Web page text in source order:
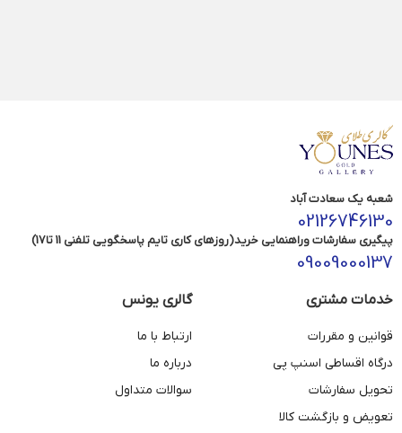
شعبه یک سعادت آباد
02126746130
پیگیری سفارشات وراهنمایی خرید(روزهای کاری تایم پاسخگویی تلفنی 11 تا17)
09009000137
خدمات مشتری
قوانین و مقررات
درگاه اقساطی اسنپ پی
تحویل سفارشات
تعویض و بازگشت کالا
گالری یونس
ارتباط با ما
درباره ما
سوالات متداول